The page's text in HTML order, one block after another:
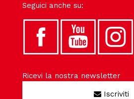
Seguici anche su:
Ricevi la nostra newsletter
Iscriviti